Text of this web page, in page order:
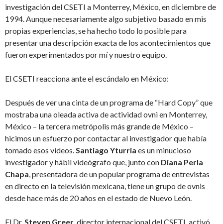
investigación del CSETI a Monterrey, México, en diciembre de
1994. Aunque necesariamente algo subjetivo basado en mis
propias experiencias, se ha hecho todo lo posible para
presentar una descripción exacta de los acontecimientos que
fueron experimentados por mí y nuestro equipo.
El CSETI reacciona ante el escándalo en México:
Después de ver una cinta de un programa de “Hard Copy” que
mostraba una oleada activa de actividad ovni en Monterrey,
México – la tercera metrópolis más grande de México –
hicimos un esfuerzo por contactar al investigador que había
tomado esos videos.Santiago Yturria es un minucioso
investigador y hábil videógrafo que, junto con Diana Perla
Chapa, presentadora de un popular programa de entrevistas
en directo en la televisión mexicana, tiene un grupo de ovnis
desde hace más de 20 años en el estado de Nuevo León.
El Dr.Steven Greer, director internacional del CSETI, activó